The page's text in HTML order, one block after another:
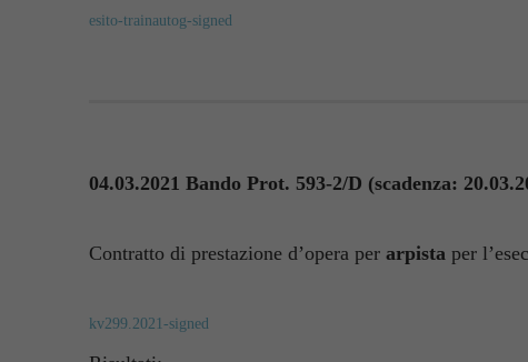
esito-trainautog-signed
04.03.2021 Bando Prot. 593-2/D (scadenza:
Contratto di prestazione d’opera per arpista per
kv299.2021-signed